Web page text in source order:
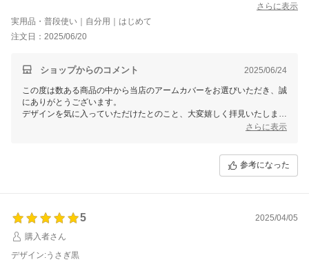
さらに表示
実用品・普段使い｜自分用｜はじめて
注文日：2025/06/20
ショップからのコメント 2025/06/24
この度は数ある商品の中から当店のアームカバーをお選びいただき、誠
にありがとうございます。
デザインを気に入っていただけたとのこと、大変嬉しく拝見いたしまし
アームカバーは他にも、ドット・格子・ペイズリー・花柄・ダンガリ
ー・撥水タイプなど、さまざまなデザインをご用意しておりますので、
さらに表示
参考になった
5
2025/04/05
購入者さん
デザイン:うさぎ黒